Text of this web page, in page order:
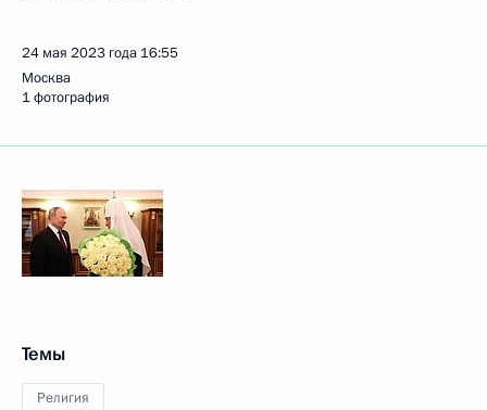
24 мая 2023 года 16:55
Москва
1 фотография
Темы
Религия